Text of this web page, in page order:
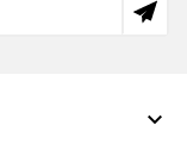
fue
